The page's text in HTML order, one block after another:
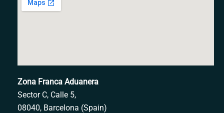
Zona Franca Aduanera
Sector C, Calle 5,
08040, Barcelona (Spain)